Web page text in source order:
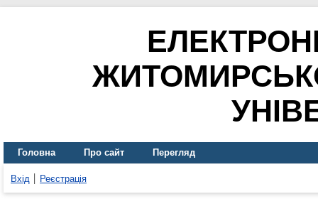
Головна Про сайт Перегляд
Вхід Реєстрація